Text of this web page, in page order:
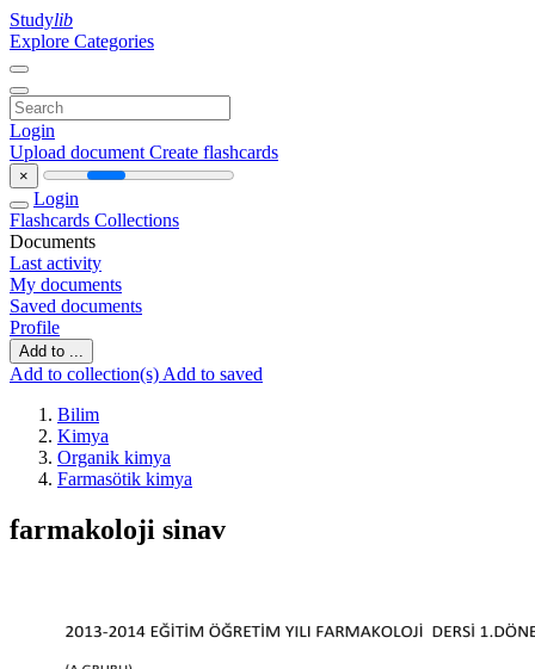
Studylib
Explore Categories
Login
Upload document Create flashcards
×
Login
Flashcards Collections
Documents
Last activity
My documents
Saved documents
Profile
Add to ...
Add to collection(s) Add to saved
Bilim
Kimya
Organik kimya
Farmasötik kimya
farmakoloji sinav